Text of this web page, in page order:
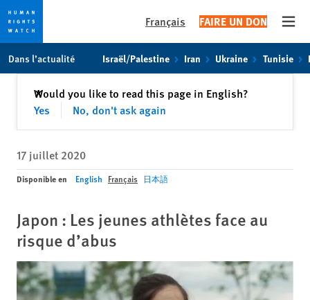
toto
content
Français FAIRE UN DON
Dans l’actualité Israël/Palestine Iran Ukraine Tunisie
Would you like to read this page in English?
Yes
No, don't ask again
✕Fermer
17 juillet 2020
Disponible en English Français 日本語
Japon : Les jeunes athlètes face au
risque d’abus